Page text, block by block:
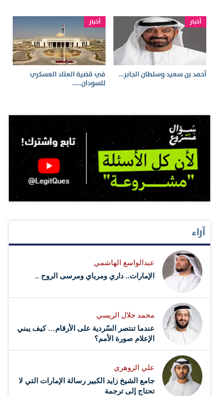
أخبار
أحمد بن سعيد وسلطان الجابر…
أخبار
في قضية العتاد العسكري
للسودان..…
آراء
عبدالواسع الهاشمي
الإمارات.. داري ومرباي ومرسى الروح ..
محمد جلال الريسي
عندما تنتصر السّردية على الأرقام… كيف يبني
الإعلام صورة الأمم؟
علي الزوهري
جامع الشيخ زايد الكبير رسالة الإمارات التي لا
تحتاج إلى ترجمة